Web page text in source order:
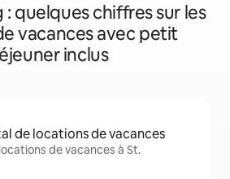
: quelques chiffres sur les
vacances avec petit
inclus
de locations de vacances
de vacances à St.